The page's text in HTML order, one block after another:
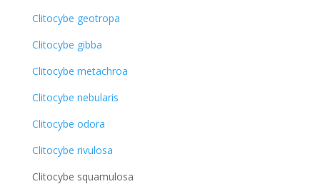
Clitocybe geotropa
Clitocybe gibba
Clitocybe metachroa
Clitocybe nebularis
Clitocybe odora
Clitocybe rivulosa
Clitocybe squamulosa